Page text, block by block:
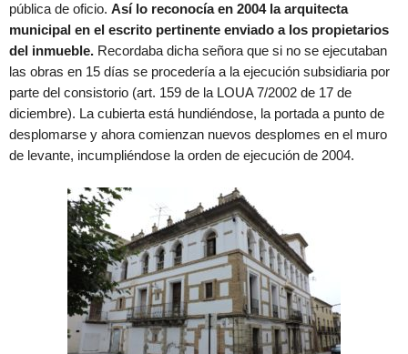
pública de oficio. Así lo reconocía en 2004 la arquitecta
municipal en el escrito pertinente enviado a los propietarios
del inmueble. Recordaba dicha señora que si no se ejecutaban
las obras en 15 días se procedería a la ejecución subsidiaria por
parte del consistorio (art. 159 de la LOUA 7/2002 de 17 de
diciembre). La cubierta está hundiéndose, la portada a punto de
desplomarse y ahora comienzan nuevos desplomes en el muro
de levante, incumpliéndose la orden de ejecución de 2004.